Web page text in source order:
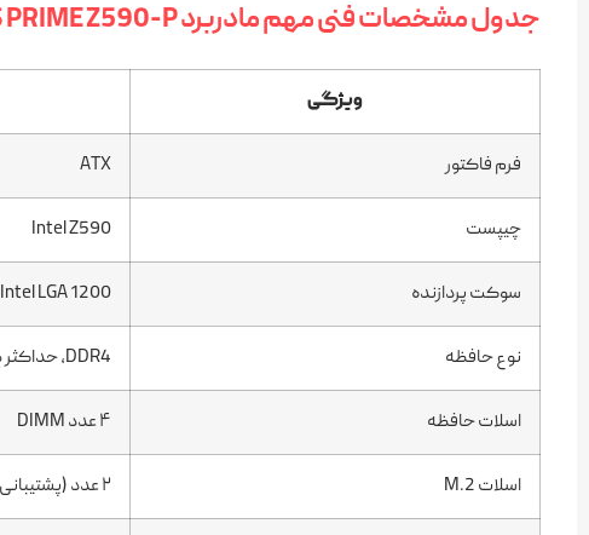
جدول مشخصات فنی مهم مادربرد ASUS PRIME Z590-P
ویژگی
فرم فاکتور ATX
چیپست Intel Z590
سوکت پردازنده Intel LGA 1200 (نسل ۱۰ و ۱۱ اینتل)
نوع حافظه DDR4، حداکثر ظرفیت ۱۲۸ گیگابایت
اسلات حافظه ۴ عدد DIMM
اسلات M.2 ۲ عدد (پشتیبانی از NVMe PCIe 4.0 و ۳.۰)